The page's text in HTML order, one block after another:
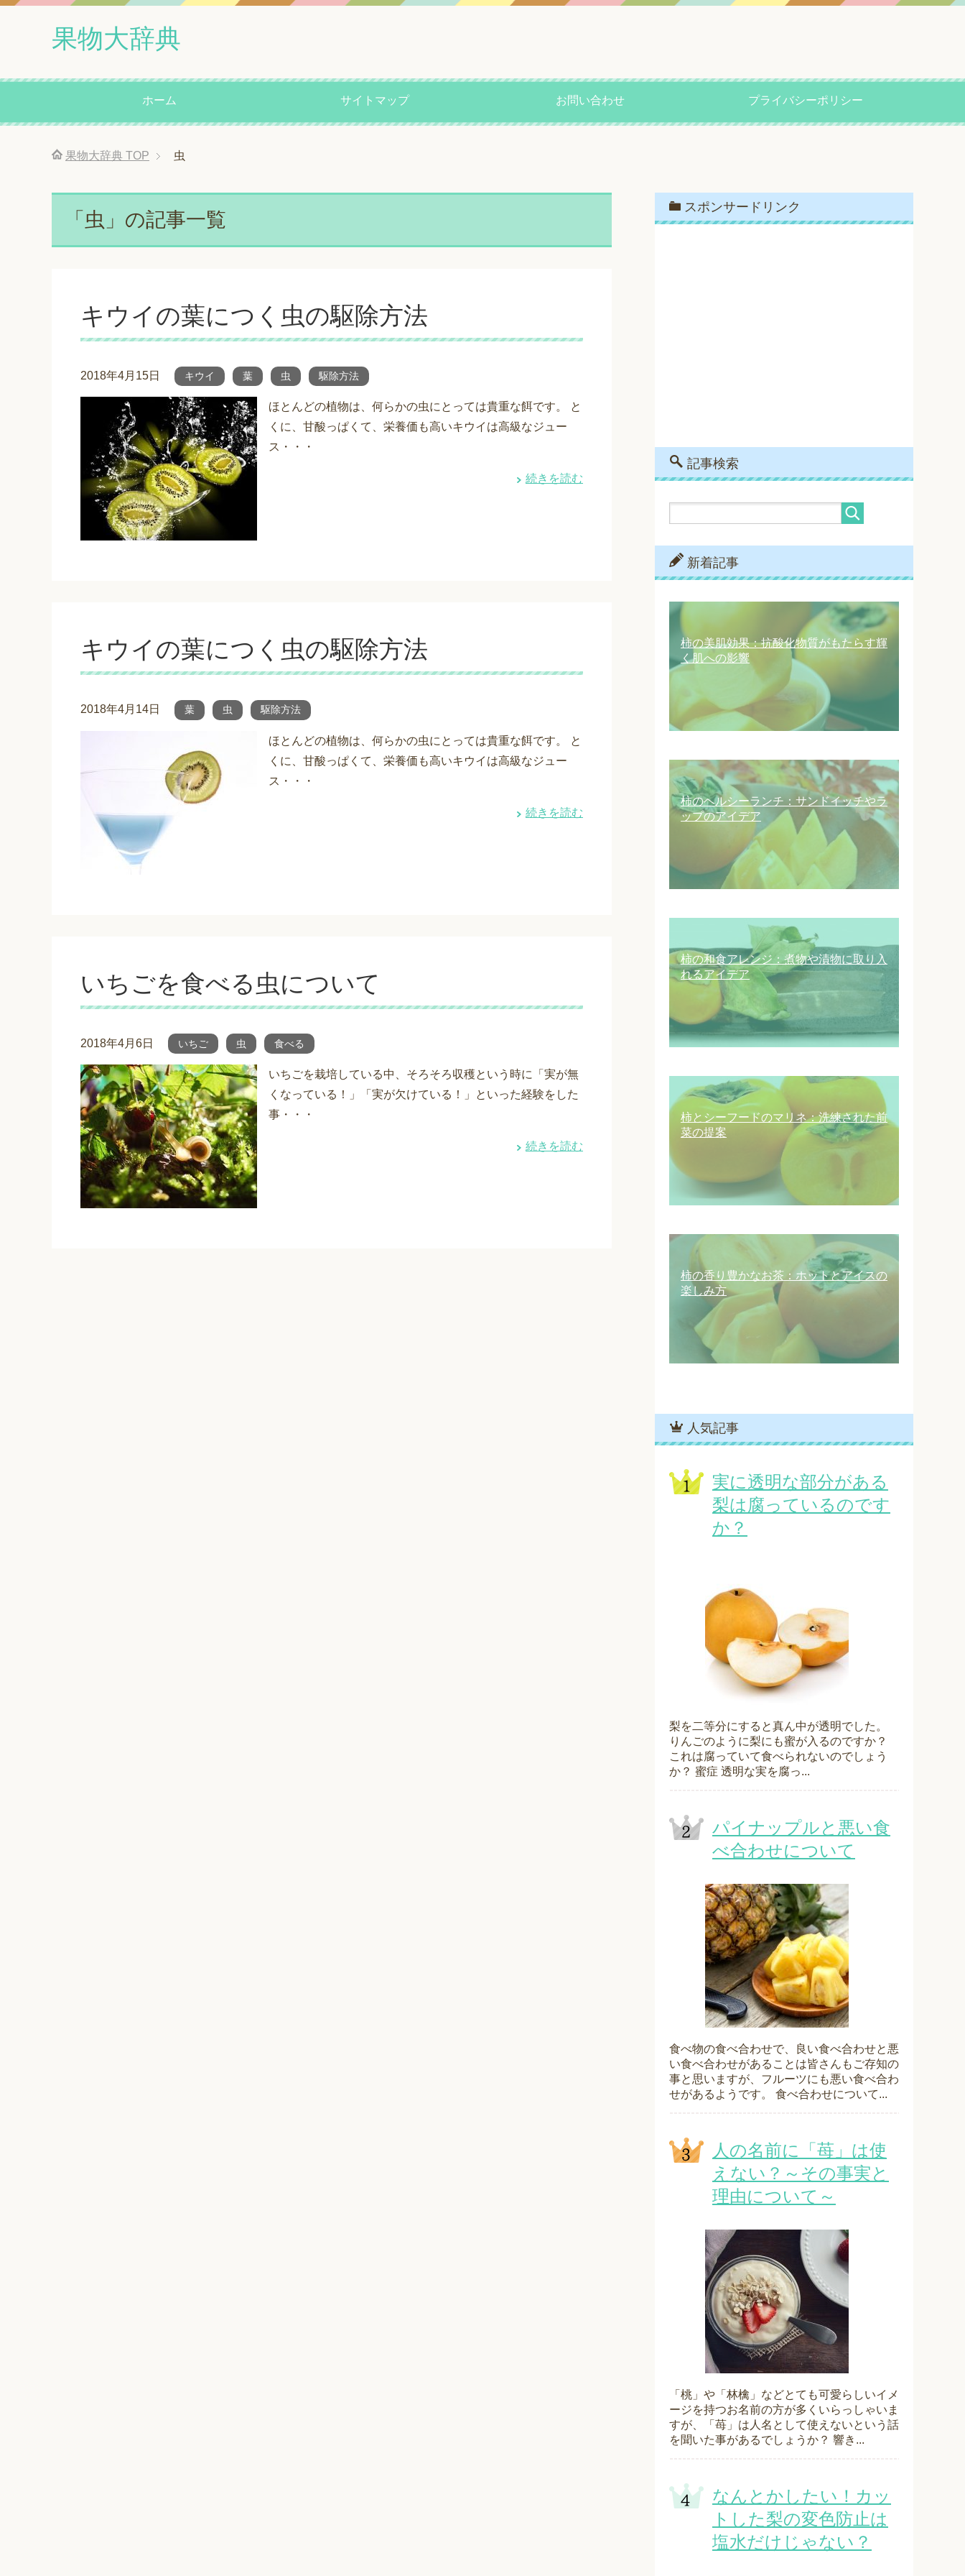
果物大辞典
ホーム サイトマップ お問い合わせ プライバシーポリシー
果物大辞典 TOP 虫
「虫」の記事一覧
キウイの葉につく虫の駆除方法
2018年4月15日 キウイ 葉 虫 駆除方法
ほとんどの植物は、何らかの虫にとっては貴重な餌です。 と
くに、甘酸っぱくて、栄養価も高いキウイは高級なジュー
ス・・・
続きを読む
キウイの葉につく虫の駆除方法
2018年4月14日 葉 虫 駆除方法
ほとんどの植物は、何らかの虫にとっては貴重な餌です。 と
くに、甘酸っぱくて、栄養価も高いキウイは高級なジュー
ス・・・
続きを読む
いちごを食べる虫について
2018年4月6日 いちご 虫 食べる
いちごを栽培している中、そろそろ収穫という時に「実が無
くなっている！」「実が欠けている！」といった経験をした
事・・・
続きを読む
スポンサードリンク
記事検索
新着記事
柿の美肌効果：抗酸化物質がもたらす輝
く肌への影響
柿のヘルシーランチ：サンドイッチやラ
ップのアイデア
柿の和食アレンジ：煮物や漬物に取り入
れるアイデア
柿とシーフードのマリネ：洗練された前
菜の提案
柿の香り豊かなお茶：ホットとアイスの
楽しみ方
人気記事
実に透明な部分がある
梨は腐っているのです
か？
梨を二等分にすると真ん中が透明でした。
りんごのように梨にも蜜が入るのですか？
これは腐っていて食べられないのでしょう
か？ 蜜症 透明な実を腐っ...
パイナップルと悪い食
べ合わせについて
食べ物の食べ合わせで、良い食べ合わせと悪
い食べ合わせがあることは皆さんもご存知の
事と思いますが、フルーツにも悪い食べ合わ
せがあるようです。 食べ合わせについて...
人の名前に「苺」は使
えない？～その事実と
理由について～
「桃」や「林檎」などとても可愛らしいイメ
ージを持つお名前の方が多くいらっしゃいま
すが、「苺」は人名として使えないという話
を聞いた事があるでしょうか？ 響き...
なんとかしたい！カッ
トした梨の変色防止は
塩水だけじゃない？